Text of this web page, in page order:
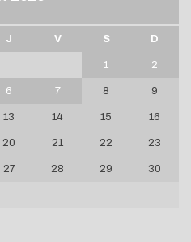
J V S D
1 2
6 7 8 9
13 14 15 16
20 21 22 23
27 28 29 30